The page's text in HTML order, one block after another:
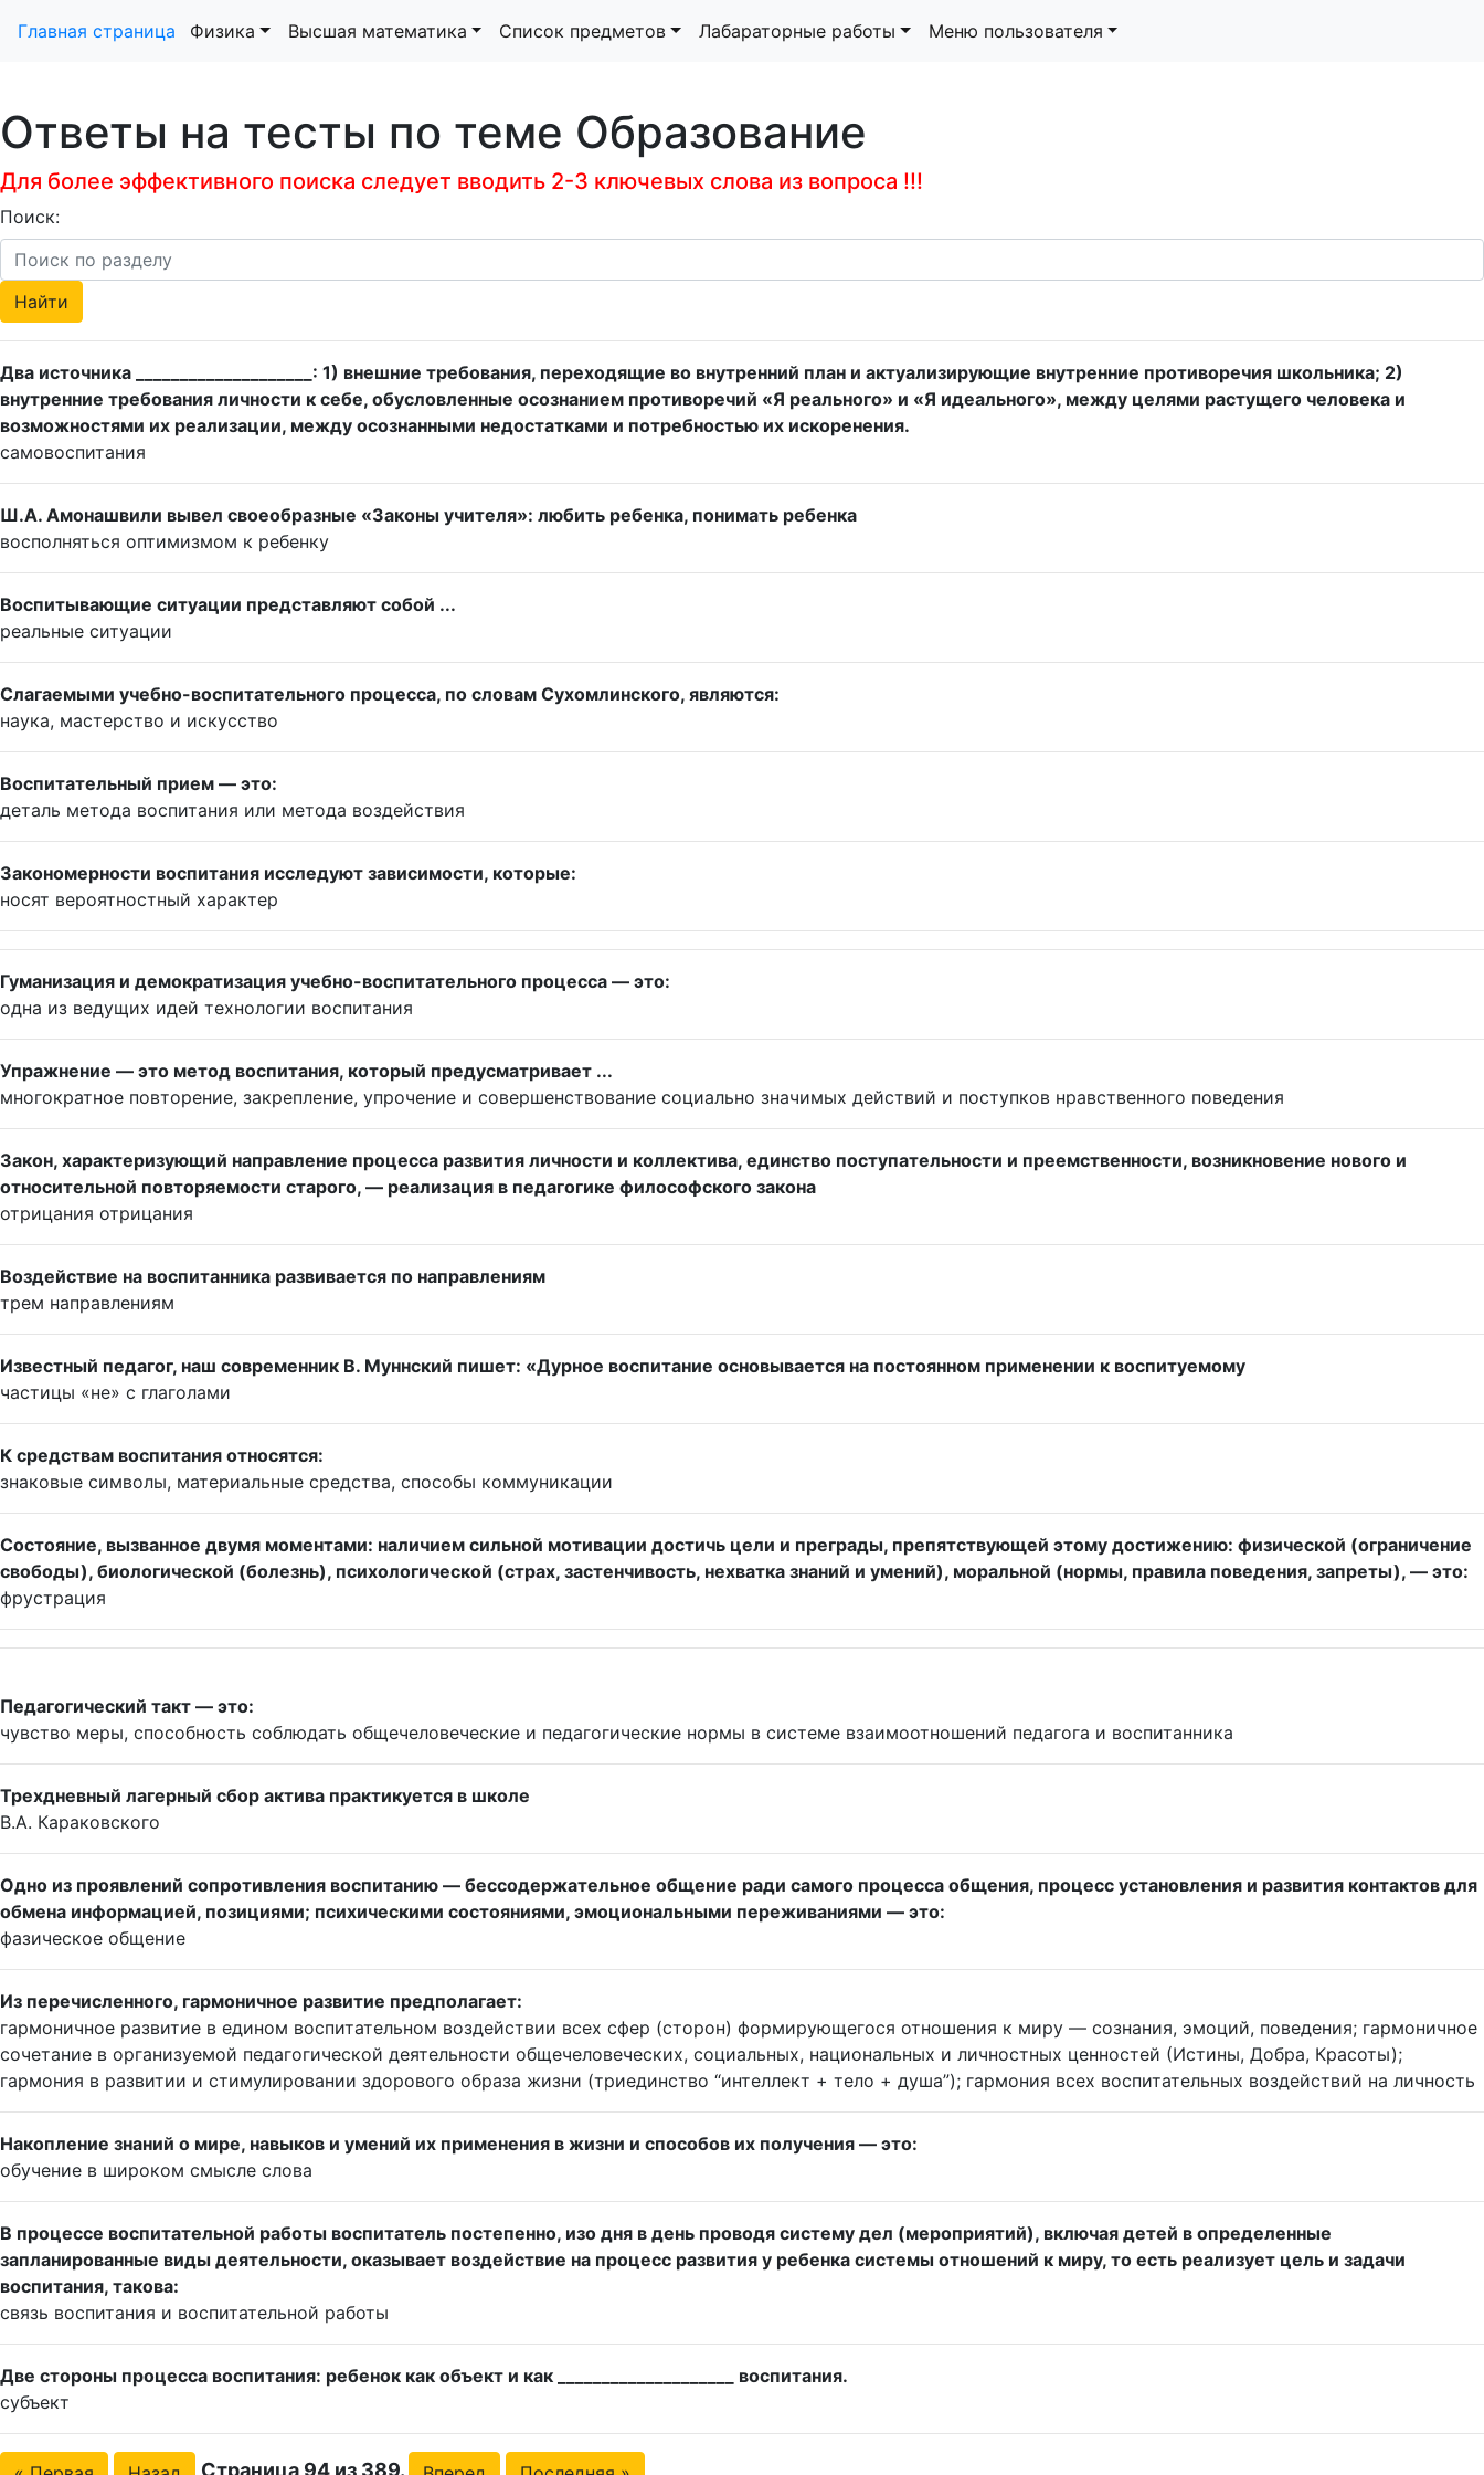
Главная страница Физика Высшая математика Список предметов Лабараторные работы Меню пользователя
Ответы на тесты по теме Образование
Для более эффективного поиска следует вводить 2-3 ключевых слова из вопроса !!!
Поиск:
Два источника ____________________: 1) внешние требования, переходящие во внутренний план и актуализирующие внутренние противоречия школьника; 2)
внутренние требования личности к себе, обусловленные осознанием противоречий «Я реального» и «Я идеального», между целями растущего человека и
возможностями их реализации, между осознанными недостатками и потребностью их искоренения.
самовоспитания
Ш.А. Амонашвили вывел своеобразные «Законы учителя»: любить ребенка, понимать ребенка
восполняться оптимизмом к ребенку
Воспитывающие ситуации представляют собой ...
реальные ситуации
Слагаемыми учебно-воспитательного процесса, по словам Сухомлинского, являются:
наука, мастерство и искусство
Воспитательный прием — это:
деталь метода воспитания или метода воздействия
Закономерности воспитания исследуют зависимости, которые:
носят вероятностный характер
Гуманизация и демократизация учебно-воспитательного процесса — это:
одна из ведущих идей технологии воспитания
Упражнение — это метод воспитания, который предусматривает ...
многократное повторение, закрепление, упрочение и совершенствование социально значимых действий и поступков нравственного поведения
Закон, характеризующий направление процесса развития личности и коллектива, единство поступательности и преемственности, возникновение нового и
относительной повторяемости старого, — реализация в педагогике философского закона
отрицания отрицания
Воздействие на воспитанника развивается по направлениям
трем направлениям
Известный педагог, наш современник В. Муннский пишет: «Дурное воспитание основывается на постоянном применении к воспитуемому
частицы «не» с глаголами
К средствам воспитания относятся:
знаковые символы, материальные средства, способы коммуникации
Состояние, вызванное двумя моментами: наличием сильной мотивации достичь цели и преграды, препятствующей этому достижению: физической (ограничение
свободы), биологической (болезнь), психологической (страх, застенчивость, нехватка знаний и умений), моральной (нормы, правила поведения, запреты), — это:
фрустрация
Педагогический такт — это:
чувство меры, способность соблюдать общечеловеческие и педагогические нормы в системе взаимоотношений педагога и воспитанника
Трехдневный лагерный сбор актива практикуется в школе
В.А. Караковского
Одно из проявлений сопротивления воспитанию — бессодержательное общение ради самого процесса общения, процесс установления и развития контактов для
обмена информацией, позициями; психическими состояниями, эмоциональными переживаниями — это:
фазическое общение
Из перечисленного, гармоничное развитие предполагает:
гармоничное развитие в едином воспитательном воздействии всех сфер (сторон) формирующегося отношения к миру — сознания, эмоций, поведения; гармоничное
сочетание в организуемой педагогической деятельности общечеловеческих, социальных, национальных и личностных ценностей (Истины, Добра, Красоты);
гармония в развитии и стимулировании здорового образа жизни (триединство “интеллект + тело + душа”); гармония всех воспитательных воздействий на личность
Накопление знаний о мире, навыков и умений их применения в жизни и способов их получения — это:
обучение в широком смысле слова
В процессе воспитательной работы воспитатель постепенно, изо дня в день проводя систему дел (мероприятий), включая детей в определенные
запланированные виды деятельности, оказывает воздействие на процесс развития у ребенка системы отношений к миру, то есть реализует цель и задачи
воспитания, такова:
связь воспитания и воспитательной работы
Две стороны процесса воспитания: ребенок как объект и как ____________________ воспитания.
субъект